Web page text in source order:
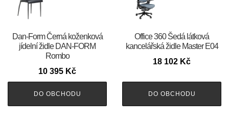
​​​​​Dan-Form Černá koženková
jídelní židle DAN-FORM
Rombo
10 395 Kč
DO OBCHODU
Office 360 Šedá látková
kancelářská židle Master E04
18 102 Kč
DO OBCHODU